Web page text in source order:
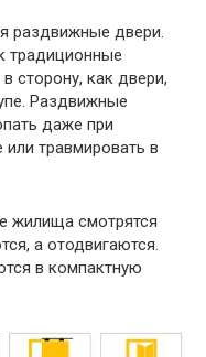
раздвижные двери.
традиционные
сторону, как двери,
Раздвижные
даже при
травмировать в
жилища смотрятся
а отодвигаются.
в компактную